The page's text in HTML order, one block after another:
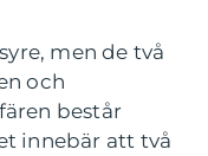
men de två
och
består
innebär att två